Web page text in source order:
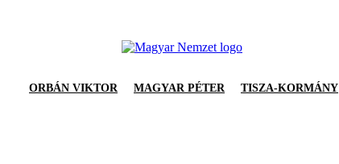
ORBÁN VIKTOR MAGYAR PÉTER TISZA-KORMÁNY